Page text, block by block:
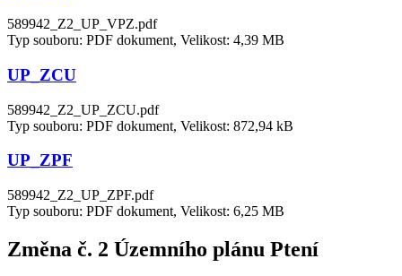
589942_Z2_UP_VPZ.pdf
Typ souboru: PDF dokument, Velikost: 4,39 MB
UP_ZCU
589942_Z2_UP_ZCU.pdf
Typ souboru: PDF dokument, Velikost: 872,94 kB
UP_ZPF
589942_Z2_UP_ZPF.pdf
Typ souboru: PDF dokument, Velikost: 6,25 MB
Změna č. 2 Územního plánu Ptení